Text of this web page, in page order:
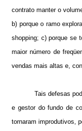
contrato manter o
b) porque o ramo
shopping; c) porque se
maior número de
vendas mais altas e,
Tais defesas
e gestor do fundo de
tornaram improdutivos,